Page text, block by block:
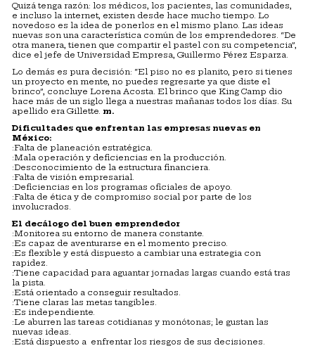
Quizá tenga razón: los médicos, los pacientes, las comunidades,
e incluso la internet, existen desde hace mucho tiempo. Lo
novedoso es la idea de ponerlos en el mismo plano. Las ideas
nuevas son una característica común de los emprendedores. “De
otra manera, tienen que compartir el pastel con su competencia”,
dice el jefe de Universidad Empresa, Guillermo Pérez Esparza.
Lo demás es pura decisión: “El piso no es planito, pero si tienes
un proyecto en mente, no puedes regresarte ya que diste el
brinco”, concluye Lorena Acosta. El brinco que King Camp dio
hace más de un siglo llega a nuestras mañanas todos los días. Su
apellido era Gillette. m.
Dificultades que enfrentan las empresas nuevas en
México:
:Falta de planeación estratégica.
:Mala operación y deficiencias en la producción.
:Desconocimiento de la estructura financiera.
:Falta de visión empresarial.
:Deficiencias en los programas oficiales de apoyo.
:Falta de ética y de compromiso social por parte de los
involucrados.
El decálogo del buen emprendedor
:Monitorea su entorno de manera constante.
:Es capaz de aventurarse en el momento preciso.
:Es flexible y está dispuesto a cambiar una estrategia con
rapidez.
:Tiene capacidad para aguantar jornadas largas cuando está tras
la pista.
:Está orientado a conseguir resultados.
:Tiene claras las metas tangibles.
:Es independiente.
:Le aburren las tareas cotidianas y monótonas; le gustan las
nuevas ideas.
:Está dispuesto a enfrentar los riesgos de sus decisiones.